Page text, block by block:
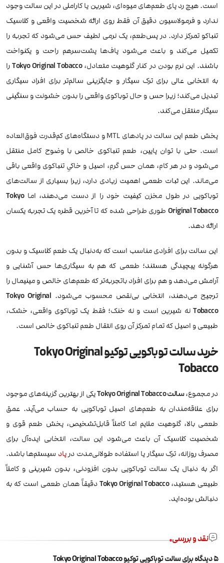
است. هیچ رد پای طعم‌های میوه‌ای، شیرین یا کاراملی در این سالت وجود
ندارد و فرمولاسیون دقیق آن فقط روی ارائه شخصیت واقعی و کلاسیک
تنباکو تمرکز دارد. در پس‌طعم، یک نرمی لطیف حس می‌شود که تجربه را
تکمیل می‌کند و باعث می‌شود پاف‌ها پشت‌سر‌هم راحت و یکنواخت
باشند. این نرم بودن در کنار گلوهیت متعادل،Tokyo Original Tobaccoرا
به انتخابی عالی برای ترک سیگار و جایگزینی سالم‌تر برای افراد سیگاری
تبدیل می‌کند؛ زیرا حس و حال توباکوی واقعی را بدون خشونت و سنگینی
سیگار منتقل می‌کند.
پخش طعم این سالت در پادهای MTL و دستگاه‌های کم‌قدرت فوق‌العاده
است. حتی با توان پایین، طعم تنباکوی خالص با وضوح کامل منتقل
می‌شود و در هر کام، همان حس گرم، اصیل و خاکیِ تنباکوی واقعی باقی
می‌ماند. این ثبات طعمی اهمیت زیادی دارد، زیرا بسیاری از سالت‌های
توباکویی در طول مخزن کیفیت خود را از دست می‌دهند، اماTokyo
Original Tobacco طوری طراحی شده که تا آخرین قطره یک تجربه یکسان
ارائه دهد.
این سالت برای افرادی مناسب است که به‌دنبال یک طعم کلاسیک و بدون
هرگونه پیچیدگی هستند؛ طعمی که هم به سیگاری‌ها حس آشنایی و
آرامش می‌دهد و هم برای افراد باتجربه‌تر که طعم‌های خالص و مینیمال را
ترجیح می‌دهند، انتخابی بی‌نقص محسوب می‌شود. Tokyo Original
Tobaccoنه شیرین است و نه خنک؛ فقط یک توباکوی واقعی، خشک،
طبیعی و اصیل که تمام تمرکز آن روی انتقال طعم تنباکوی خالص است.
خرید سالت توباکویی توکیو Tokyo Original
Tobacco
در مجموع،سالت Tokyo Original Tobacco
یکی از بهترین گزینه‌های موجود
برای علاقه‌مندان به طعم‌های اصیل توباکویی به حساب می‌آید. عمق
طعمی بالا، گلوهیت ملایم اما کاملاً قابل‌تشخیص، پخش طعم قوی و
شخصیت کلاسیک آن باعث می‌شود این سالت، انتخابی ایده‌آل برای
مصرف روزانه، ترک سیگار یا استفاده طولانی‌مدت درپاد سیستم‌ها باشد.
اگر به دنبال یک سالت توباکویی بدون افزودنی، بدون شیرینی و کاملاً
طبیعی هستید،Tokyo Original Tobaccoدقیقاً همان طعمی است که به
دنبالش بوده‌اید.
نقد و بررسی
5 دیدگاه برای سالت توباکویی توکیو Tokyo Original Tobacco